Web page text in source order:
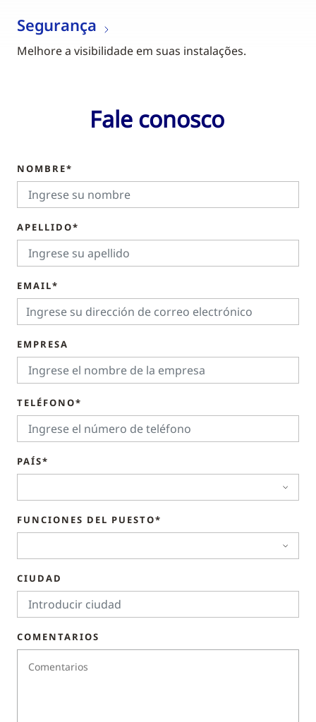
Segurança
Melhore a visibilidade em suas instalações.
Fale conosco
NOMBRE*
APELLIDO*
EMAIL*
EMPRESA
TELÉFONO*
PAÍS*
FUNCIONES DEL PUESTO*
CIUDAD
COMENTARIOS